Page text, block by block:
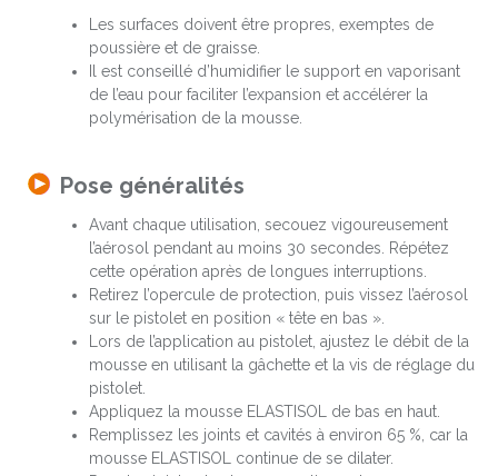
Les surfaces doivent être propres, exemptes de
poussière et de graisse.
Il est conseillé d’humidifier le support en vaporisant
de l’eau pour faciliter l’expansion et accélérer la
polymérisation de la mousse.
Pose généralités
Avant chaque utilisation, secouez vigoureusement
l’aérosol pendant au moins 30 secondes. Répétez
cette opération après de longues interruptions.
Retirez l’opercule de protection, puis vissez l’aérosol
sur le pistolet en position « tête en bas ».
Lors de l’application au pistolet, ajustez le débit de la
mousse en utilisant la gâchette et la vis de réglage du
pistolet.
Appliquez la mousse ELASTISOL de bas en haut.
Remplissez les joints et cavités à environ 65 %, car la
mousse ELASTISOL continue de se dilater.